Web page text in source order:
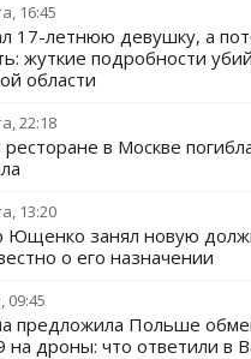
16:45
17-летнюю девушку, а
жуткие подробности
области
22:18
в Москве
13:20
Ющенко занял новую
о его назначении
09:45
предложила Польше
на дроны: что ответили в